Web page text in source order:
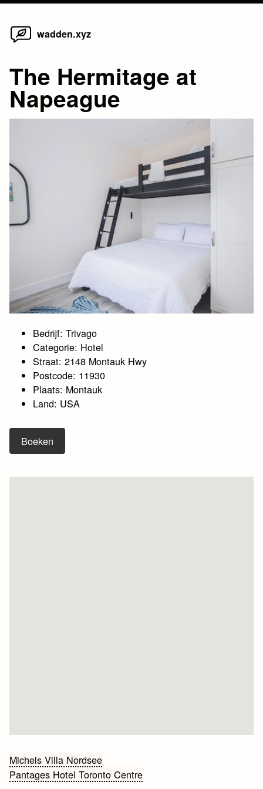
Skip
wadden.xyz
The Hermitage at
Napeague
Bedrijf: Trivago
Categorie: Hotel
Straat: 2148 Montauk Hwy
Postcode: 11930
Plaats: Montauk
Land: USA
Boeken
Bericht
navigatie
Michels Villa Nordsee
Pantages Hotel Toronto Centre